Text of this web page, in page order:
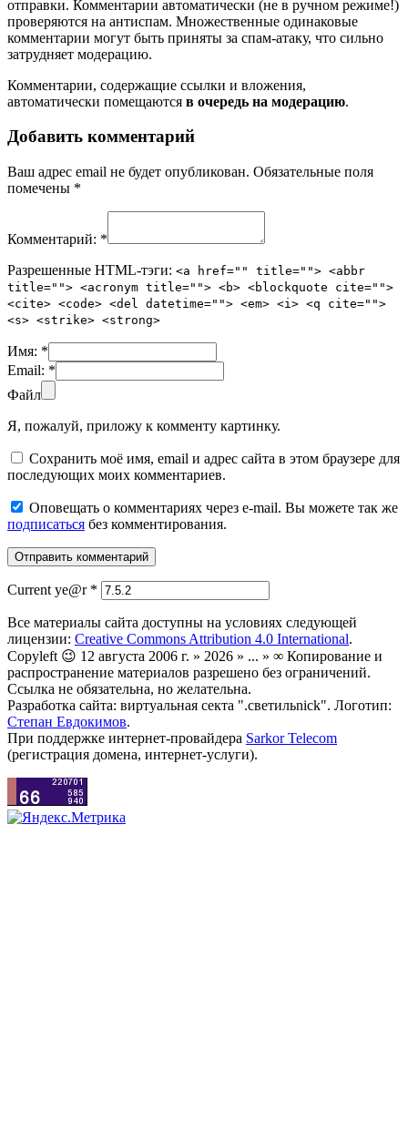
отправки. Комментарии автоматически (не в ручном режиме!)
проверяются на антиспам. Множественные одинаковые
комментарии могут быть приняты за спам-атаку, что сильно
затрудняет модерацию.
Комментарии, содержащие ссылки и вложения,
автоматически помещаются в очередь на модерацию.
Добавить комментарий
Ваш адрес email не будет опубликован. Обязательные поля
помечены *
Комментарий: *
Разрешенные HTML-тэги: <a href="" title=""> <abbr
title=""> <acronym title=""> <b> <blockquote cite="">
<cite> <code> <del datetime=""> <em> <i> <q cite="">
<s> <strike> <strong>
Имя: *
Email: *
Файл
Я, пожалуй, приложу к комменту картинку.
Сохранить моё имя, email и адрес сайта в этом браузере для
последующих моих комментариев.
Оповещать о комментариях через e-mail. Вы можете так же
подписаться без комментирования.
Current ye@r *
Все материалы сайта доступны на условиях следующей
лицензии: Creative Commons Attribution 4.0 International.
Copyleft 😉 12 августа 2006 г. » 2026 » ... » ∞ Копирование и
распространение материалов разрешено без ограничений.
Ссылка не обязательна, но желательна.
Разработка сайта: виртуальная секта ".светильnick". Логотип:
Степан Евдокимов.
При поддержке интернет-провайдера Sarkor Telecom
(регистрация домена, интернет-услуги).